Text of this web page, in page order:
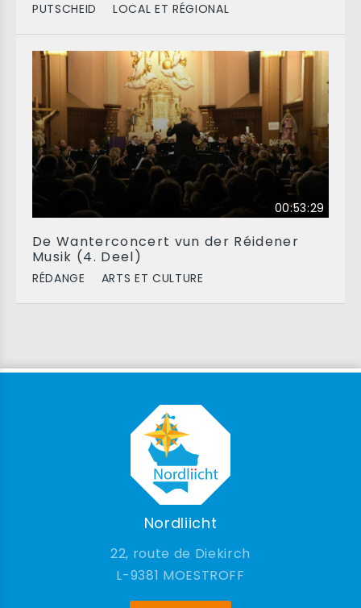
PUTSCHEID LOCAL ET RÉGIONAL
00:53:29
De Wanterconcert vun der Réidener
Musik (4. Deel)
RÉDANGE ARTS ET CULTURE
Nordliicht
22, route de Diekirch
9381 MOESTROFF